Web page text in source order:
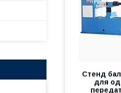
Стенд
для